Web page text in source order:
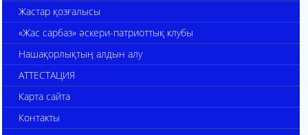
Жастар қозғалысы
«Жас сарбаз» әскери-патриоттық клубы
Нашақорлықтың алдын алу
АТТЕСТАЦИЯ
Карта сайта
Контакты